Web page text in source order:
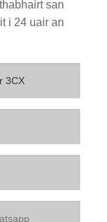
san
i 24 uair an